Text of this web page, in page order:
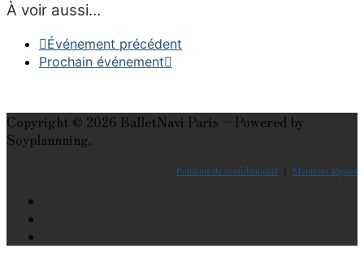
À voir aussi…
Événement précédent
Prochain événement
Copyright © 2026 BalletNavi Paris – Powered by
Soyplannning.
Politique de confidentialité Mentions légales